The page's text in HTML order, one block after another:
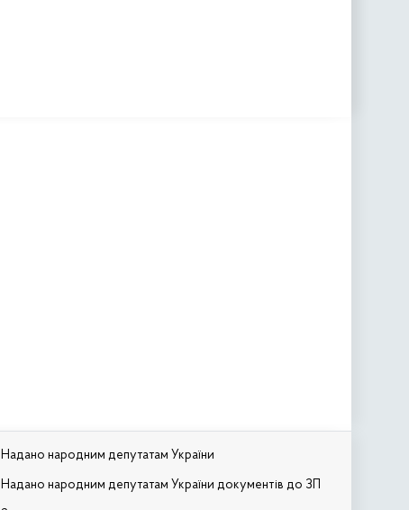
Надано народним депутатам України
Надано народним депутатам України документів до ЗП